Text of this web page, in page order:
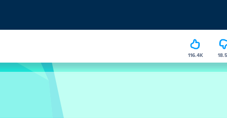
116.4K